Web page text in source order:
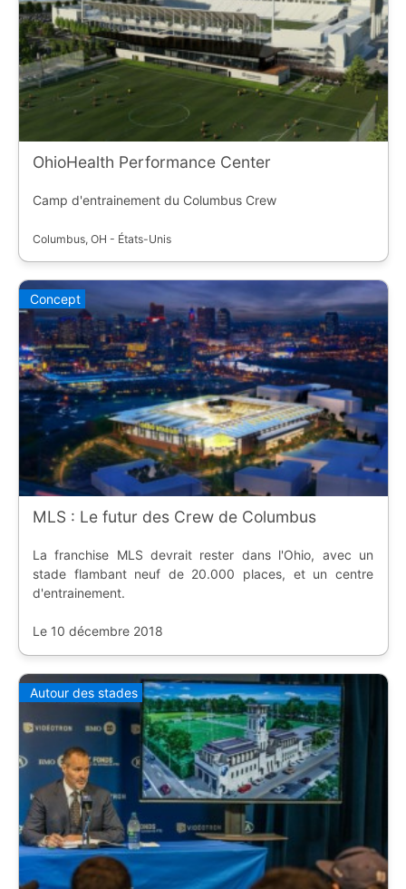
OhioHealth Performance Center
Camp d'entrainement du Columbus Crew
Columbus, OH - États-Unis
Concept
MLS : Le futur des Crew de Columbus
La franchise MLS devrait rester dans l'Ohio, avec un
stade flambant neuf de 20.000 places, et un centre
d'entrainement.
Le 10 décembre 2018
Autour des stades